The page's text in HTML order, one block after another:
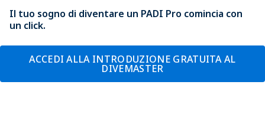
Il tuo sogno di diventare un PADI Pro comincia con
un click.
ACCEDI ALLA INTRODUZIONE GRATUITA AL
DIVEMASTER